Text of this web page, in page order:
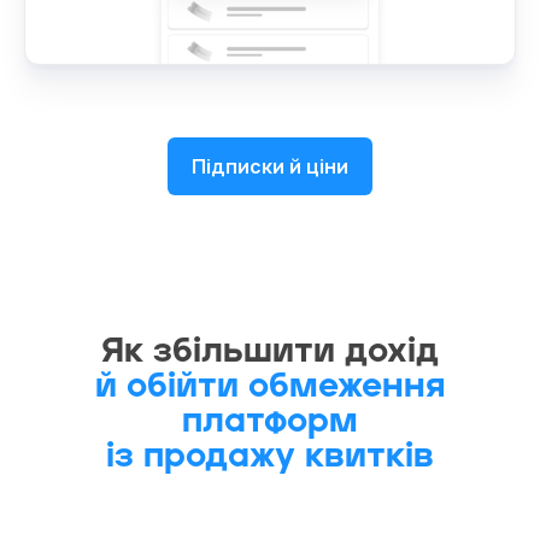
Підписки й ціни
Як збільшити дохід
й обійти обмеження
платформ
із продажу квитків